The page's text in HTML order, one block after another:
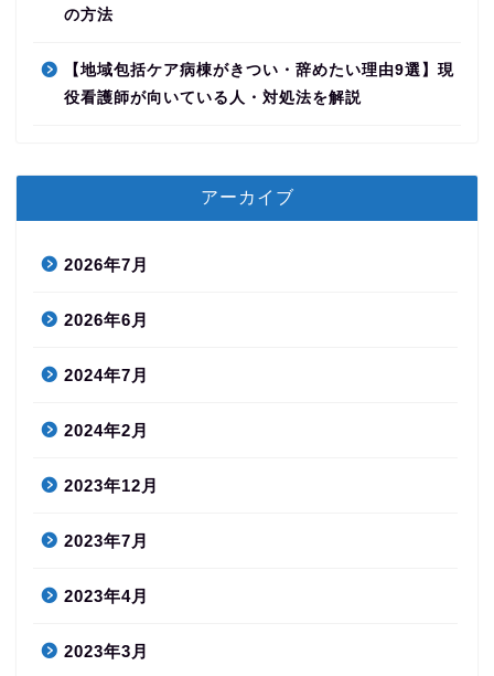
の方法
【地域包括ケア病棟がきつい・辞めたい理由9選】現
役看護師が向いている人・対処法を解説
アーカイブ
2026年7月
2026年6月
2024年7月
2024年2月
2023年12月
2023年7月
2023年4月
2023年3月